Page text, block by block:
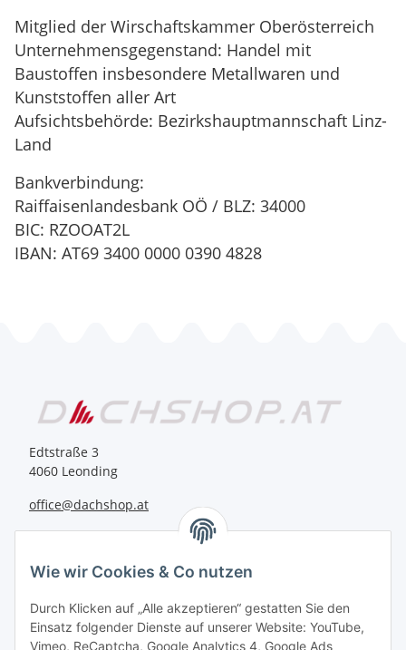
Mitglied der Wirschaftskammer Oberösterreich
Unternehmensgegenstand: Handel mit
Baustoffen insbesondere Metallwaren und
Kunststoffen aller Art
Aufsichtsbehörde: Bezirkshauptmannschaft Linz-
Land
Bankverbindung:
Raiffaisenlandesbank OÖ / BLZ: 34000
BIC: RZOOAT2L
IBAN: AT69 3400 0000 0390 4828
Edtstraße 3
4060 Leonding
office@dachshop.at
Wie wir Cookies & Co nutzen
Durch Klicken auf „Alle akzeptieren“ gestatten Sie den
Einsatz folgender Dienste auf unserer Website: YouTube,
Vimeo, ReCaptcha, Google Analytics 4, Google Ads